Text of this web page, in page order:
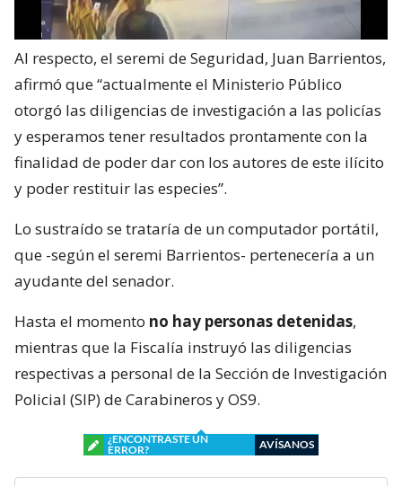
Al respecto, el seremi de Seguridad, Juan Barrientos,
afirmó que “actualmente el Ministerio Público
otorgó las diligencias de investigación a las policías
y esperamos tener resultados prontamente con la
finalidad de poder dar con los autores de este ilícito
y poder restituir las especies”.
Lo sustraído se trataría de un computador portátil,
que -según el seremi Barrientos- pertenecería a un
ayudante del senador.
Hasta el momento no hay personas detenidas,
mientras que la Fiscalía instruyó las diligencias
respectivas a personal de la Sección de Investigación
Policial (SIP) de Carabineros y OS9.
¿ENCONTRASTE UN
ERROR?
AVÍSANOS